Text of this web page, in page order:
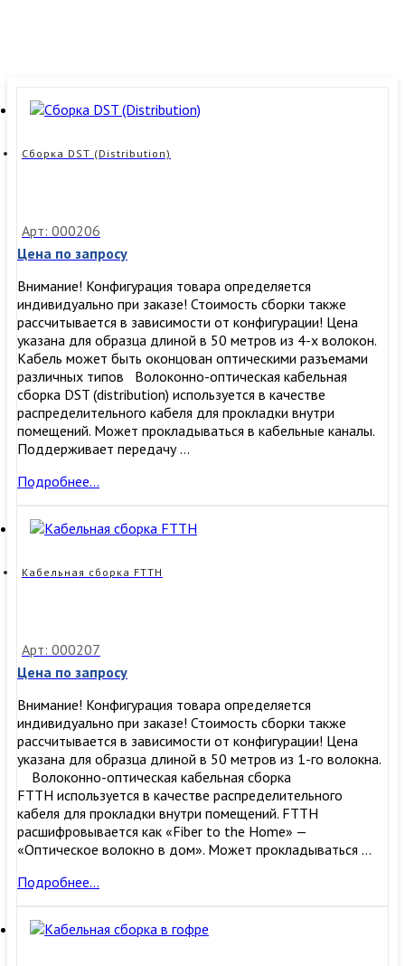
Сборка DST (Distribution)
Арт: 000206
Цена по запросу
Внимание! Конфигурация товара определяется
индивидуально при заказе! Стоимость сборки также
рассчитывается в зависимости от конфигурации! Цена
указана для образца длиной в 50 метров из 4-х волокон.
Кабель может быть оконцован оптическими разъемами
различных типов Волоконно-оптическая кабельная
сборка DST (distribution) используется в качестве
распределительного кабеля для прокладки внутри
помещений. Может прокладываться в кабельные каналы.
Поддерживает передачу …
Сборка
(Distribution)
Подробнее…
Кабельная сборка FTTH
Арт: 000207
Цена по запросу
Внимание! Конфигурация товара определяется
индивидуально при заказе! Стоимость сборки также
рассчитывается в зависимости от конфигурации! Цена
указана для образца длиной в 50 метров из 1-го волокна.
Волоконно-оптическая кабельная сборка
FTTH используется в качестве распределительного
кабеля для прокладки внутри помещений. FTTH
расшифровывается как «Fiber to the Home» —
«Оптическое волокно в дом». Может прокладываться …
Кабельная
FTTH
Подробнее…